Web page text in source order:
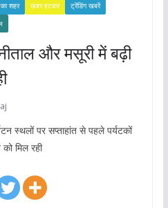
शहर खबर हटकर
ट्रेंडिंग खबरें
और मसूरी में बढ़ी
स्थलों पर सप्ताहांत से पहले पर्यटकों
मिल रही